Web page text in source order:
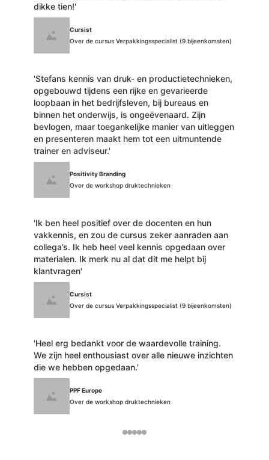
dikke tien!'
Cursist
Over de cursus Verpakkingsspecialist (9 bijeenkomsten)
'Stefans kennis van druk- en productietechnieken,
opgebouwd tijdens een rijke en gevarieerde
loopbaan in het bedrijfsleven, bij bureaus en
binnen het onderwijs, is ongeëvenaard. Zijn
bevlogen, maar toegankelijke manier van uitleggen
en presenteren maakt hem tot een uitmuntende
trainer en adviseur.'
Positivity Branding
Over de workshop druktechnieken
'Ik ben heel positief over de docenten en hun
vakkennis, en zou de cursus zeker aanraden aan
collega’s. Ik heb heel veel kennis opgedaan over
materialen. Ik merk nu al dat dit me helpt bij
klantvragen'
Cursist
Over de cursus Verpakkingsspecialist (9 bijeenkomsten)
'Heel erg bedankt voor de waardevolle training.
We zijn heel enthousiast over alle nieuwe inzichten
die we hebben opgedaan.'
PPF Europe
Over de workshop druktechnieken